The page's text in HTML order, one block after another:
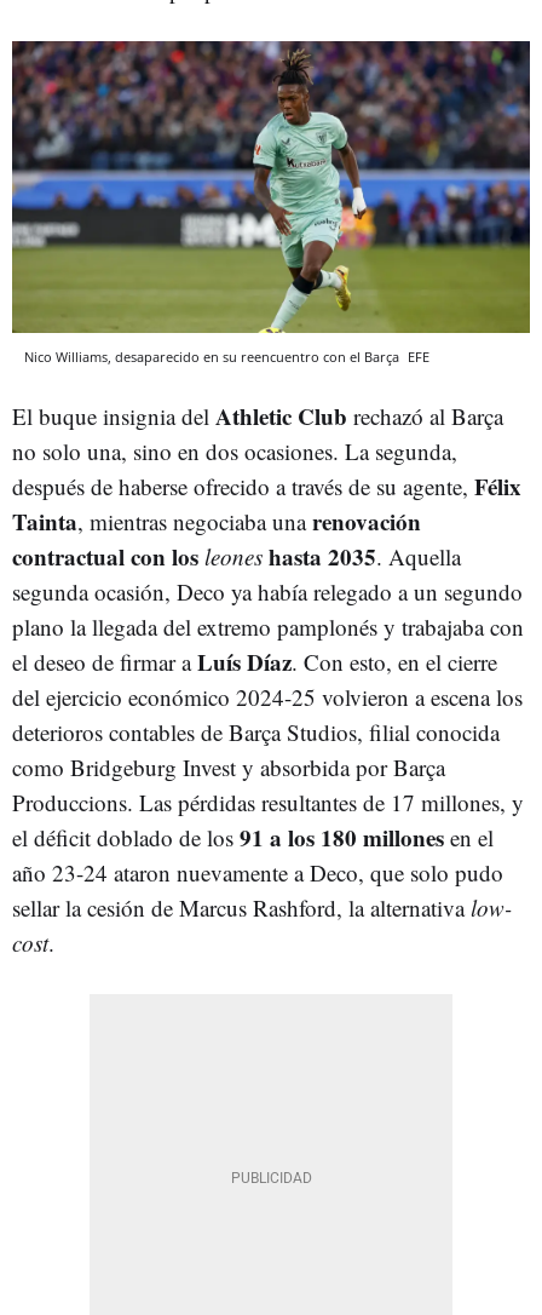
Nico Williams, desaparecido en su reencuentro con el Barça EFE
El buque insignia del Athletic Club rechazó al Barça
no solo una, sino en dos ocasiones. La segunda,
después de haberse ofrecido a través de su agente, Félix
Tainta, mientras negociaba unarenovación
contractual con los leones hasta 2035. Aquella
segunda ocasión, Deco ya había relegado a un segundo
plano la llegada del extremo pamplonés y trabajaba con
el deseo de firmar aLuís Díaz. Con esto, en el cierre
del ejercicio económico 2024-25 volvieron a escena los
deterioros contables de Barça Studios, filial conocida
como Bridgeburg Invest y absorbida por Barça
Produccions. Las pérdidas resultantes de 17 millones, y
el déficit doblado de los 91 a los 180 millones en el
año 23-24 ataron nuevamente a Deco, que solo pudo
sellar la cesión de Marcus Rashford, la alternativalow-
cost.